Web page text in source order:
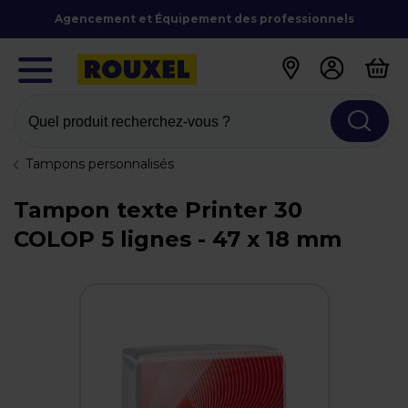
Agencement et Équipement des professionnels
Quel produit recherchez-vous ?
Tampons personnalisés
Tampon texte Printer 30
COLOP 5 lignes - 47 x 18 mm